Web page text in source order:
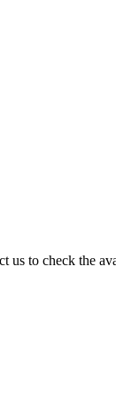
us to check the